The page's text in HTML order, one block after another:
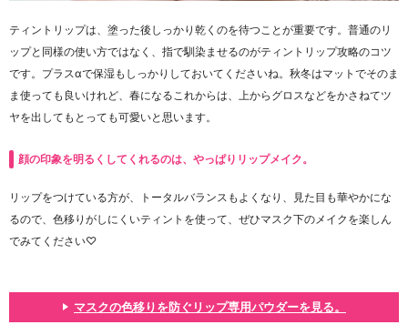
ティントリップは、塗った後しっかり乾くのを待つことが重要です。普通のリ
ップと同様の使い方ではなく、指で馴染ませるのがティントリップ攻略のコツ
です。プラスαで保湿もしっかりしておいてくださいね。秋冬はマットでそのま
ま使っても良いけれど、春になるこれからは、上からグロスなどをかさねてツ
ヤを出してもとっても可愛いと思います。
顔の印象を明るくしてくれるのは、やっぱりリップメイク。
リップをつけている方が、トータルバランスもよくなり、見た目も華やかにな
るので、色移りがしにくいティントを使って、ぜひマスク下のメイクを楽しん
でみてください♡
マスクの色移りを防ぐリップ専用パウダーを見る。